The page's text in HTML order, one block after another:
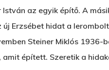
az egyik építő. A
Erzsébet hidat a
Steiner Miklós
amit épített. Szeretik a